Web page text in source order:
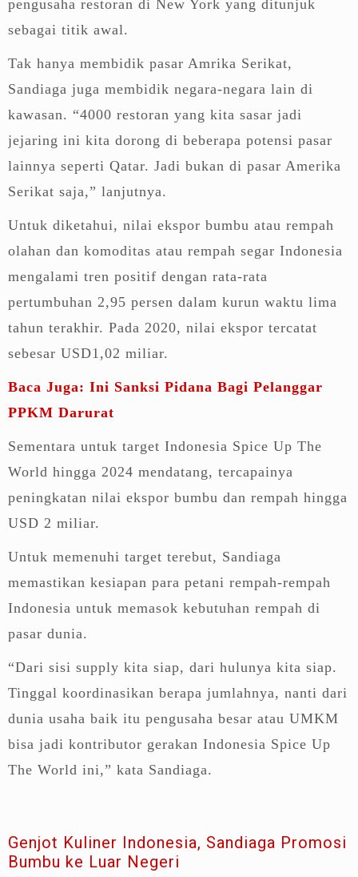
pengusaha restoran di New York yang ditunjuk
sebagai titik awal.
Tak hanya membidik pasar Amrika Serikat,
Sandiaga juga membidik negara-negara lain di
kawasan. “4000 restoran yang kita sasar jadi
jejaring ini kita dorong di beberapa potensi pasar
lainnya seperti Qatar. Jadi bukan di pasar Amerika
Serikat saja,” lanjutnya.
Untuk diketahui, nilai ekspor bumbu atau rempah
olahan dan komoditas atau rempah segar Indonesia
mengalami tren positif dengan rata-rata
pertumbuhan 2,95 persen dalam kurun waktu lima
tahun terakhir. Pada 2020, nilai ekspor tercatat
sebesar USD1,02 miliar.
Baca Juga: Ini Sanksi Pidana Bagi Pelanggar
PPKM Darurat
Sementara untuk target Indonesia Spice Up The
World hingga 2024 mendatang, tercapainya
peningkatan nilai ekspor bumbu dan rempah hingga
USD 2 miliar.
Untuk memenuhi target terebut, Sandiaga
memastikan kesiapan para petani rempah-rempah
Indonesia untuk memasok kebutuhan rempah di
pasar dunia.
“Dari sisi supply kita siap, dari hulunya kita siap.
Tinggal koordinasikan berapa jumlahnya, nanti dari
dunia usaha baik itu pengusaha besar atau UMKM
bisa jadi kontributor gerakan Indonesia Spice Up
The World ini,” kata Sandiaga.
Genjot Kuliner Indonesia, Sandiaga Promosi
Bumbu ke Luar Negeri